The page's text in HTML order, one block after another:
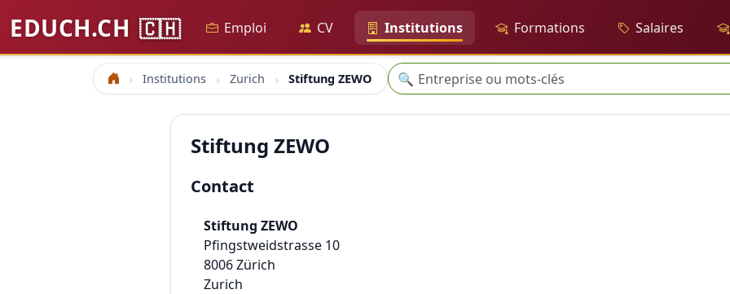
EDUCH.CH 🇨🇭 Emploi CV Institutions Formations Salaires
Accueil Institutions Zurich Stiftung ZEWO Recherche
🔍
Stiftung ZEWO
Contact
Stiftung ZEWO
Pfingstweidstrasse 10
8006Zürich
Zurich